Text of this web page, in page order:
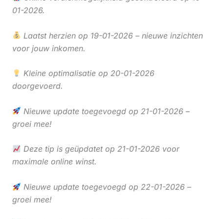
01-2026.
Laatst herzien op 19-01-2026 – nieuwe inzichten
voor jouw inkomen.
Kleine optimalisatie op 20-01-2026
doorgevoerd.
Nieuwe update toegevoegd op 21-01-2026 –
groei mee!
Deze tip is geüpdatet op 21-01-2026 voor
maximale online winst.
Nieuwe update toegevoegd op 22-01-2026 –
groei mee!